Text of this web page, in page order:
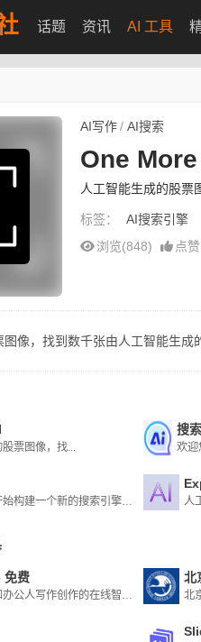
话题 资讯 AI 工具
AI写作/ AI搜索
One
人工智能生成的股票
标签：
AI搜索引擎
浏览(848)
点
像，找到数千张由人工智能生成
票图像，找...
搜
欢迎
我们正在从头开始构建一个新的搜索引擎，使用 DALL-E 和 Stable Diffusion 背后的相同想法。
免费
满足自媒体人和办公人写作创作的在线智能AI写作平台，可以用AI自动生成高质量原创内容，内容创作覆盖多种类型，满足不同场景、人群的AI创作需求以及提供个性化的自定
北